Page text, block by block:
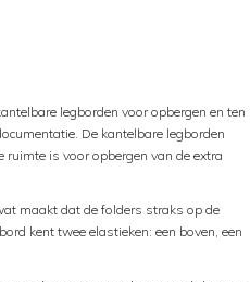
legborden voor opbergen en ten
De kantelbare legborden
ruimte is voor opbergen van de extra
maakt dat de folders straks op de
kent twee elastieken: een boven, een